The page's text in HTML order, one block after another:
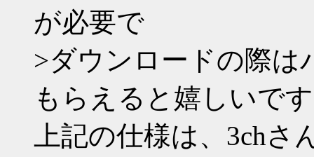
が必要で
>ダウンロードの際は
もらえると嬉しいです
上記の仕様は、3ch